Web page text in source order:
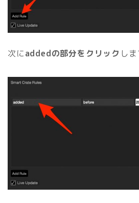
次にaddedの部分をクリック しま